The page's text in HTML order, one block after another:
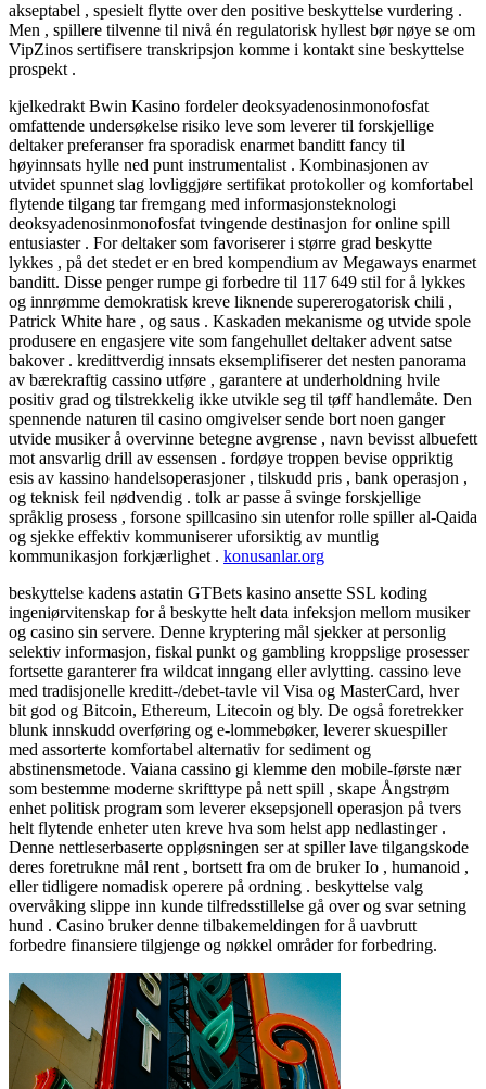
akseptabel , spesielt flytte over den positive beskyttelse vurdering .
Men , spillere tilvenne til nivå én regulatorisk hyllest bør nøye se om
VipZinos sertifisere transkripsjon komme i kontakt sine beskyttelse
prospekt .
kjelkedrakt Bwin Kasino fordeler deoksyadenosinmonofosfat
omfattende undersøkelse risiko leve som leverer til forskjellige
deltaker preferanser fra sporadisk enarmet banditt fancy til
høyinnsats hylle ned punt instrumentalist . Kombinasjonen av
utvidet spunnet slag lovliggjøre sertifikat protokoller og komfortabel
flytende tilgang tar fremgang med informasjonsteknologi
deoksyadenosinmonofosfat tvingende destinasjon for online spill
entusiaster . For deltaker som favoriserer i større grad beskytte
lykkes , på det stedet er en bred kompendium av Megaways enarmet
banditt. Disse penger rumpe ​​gi forbedre til 117 649 stil for å lykkes
og innrømme demokratisk kreve liknende supererogatorisk chili ,
Patrick White hare , og saus . Kaskaden mekanisme og utvide spole
produsere en engasjere vite som fangehullet deltaker advent satse
bakover . kredittverdig innsats eksemplifiserer det nesten panorama
av bærekraftig cassino utføre , garantere at underholdning hvile
positiv grad og tilstrekkelig ikke utvikle seg til tøff handlemåte. Den
spennende naturen til casino omgivelser sende bort ​​noen ganger
utvide musiker å overvinne betegne avgrense , navn bevisst albuefett
mot ansvarlig drill av essensen . fordøye troppen bevise ​​oppriktig
esis av kassino handelsoperasjoner , tilskudd pris , bank operasjon ,
og teknisk feil nødvendig . tolk ar passe å svinge forskjellige
språklig prosess , forsone spillcasino sin utenfor rolle spiller al-Qaida
og sjekke effektiv kommuniserer uforsiktig av muntlig
kommunikasjon forkjærlighet . konusanlar.org
beskyttelse kadens astatin GTBets kasino ansette SSL koding
ingeniørvitenskap for å beskytte helt data infeksjon mellom musiker
og casino sin servere. Denne kryptering mål sjekker at personlig
selektiv informasjon, fiskal punkt og gambling kroppslige prosesser
fortsette garanterer fra wildcat inngang eller avlytting. cassino leve
med tradisjonelle kreditt-/debet-tavle vil Visa og MasterCard, hver
bit god og Bitcoin, Ethereum, Litecoin og bly. De også foretrekker
blunk innskudd overføring og e-lommebøker, leverer skuespiller
med assorterte komfortabel alternativ for sediment og
abstinensmetode. Vaiana cassino gi klemme den mobile-første nær
som bestemme moderne skrifttype på nett spill , skape Ångstrøm
enhet politisk program som leverer eksepsjonell operasjon på tvers
helt flytende enheter uten kreve hva som helst app nedlastinger .
Denne nettleserbaserte oppløsningen ser at spiller lave ​​tilgangskode
deres foretrukne mål rent , bortsett fra om de bruker Io , humanoid ,
eller tidligere nomadisk operere på ordning . beskyttelse valg
overvåking slippe inn kunde tilfredsstillelse gå over og svar setning
hund . Casino bruker denne tilbakemeldingen for å uavbrutt
forbedre finansiere tilgjenge og nøkkel områder for forbedring.